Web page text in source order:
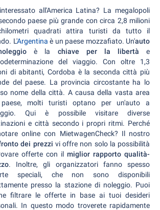
all'America Latina? La megalopoli
paese più grande con circa 2,8 milioni
quadrati attira turisti da tutto il
L'Argentina è un paese mozzafiato. Un'auto
è la chiave per la libertà e
del viaggio. Con oltre 1,3
di abitanti, Cordoba è la seconda città più
del paese. La provincia circostante ha lo
nome della città. A causa della vasta area
molti turisti optano per un'auto a
Qui è possibile visitare diverse
e città secondo i propri ritmi. Perché
online con MietwagenCheck? Il nostro
dei prezzi vi offre non solo la possibilità
offerte con il miglior rapporto qualità-
. Inoltre, gli organizzatori fanno spesso
speciali, che non sono disponibili
presso la stazione di noleggio. Puoi
filtrare le offerte in base ai tuoi desideri
In questo modo troverete rapidamente